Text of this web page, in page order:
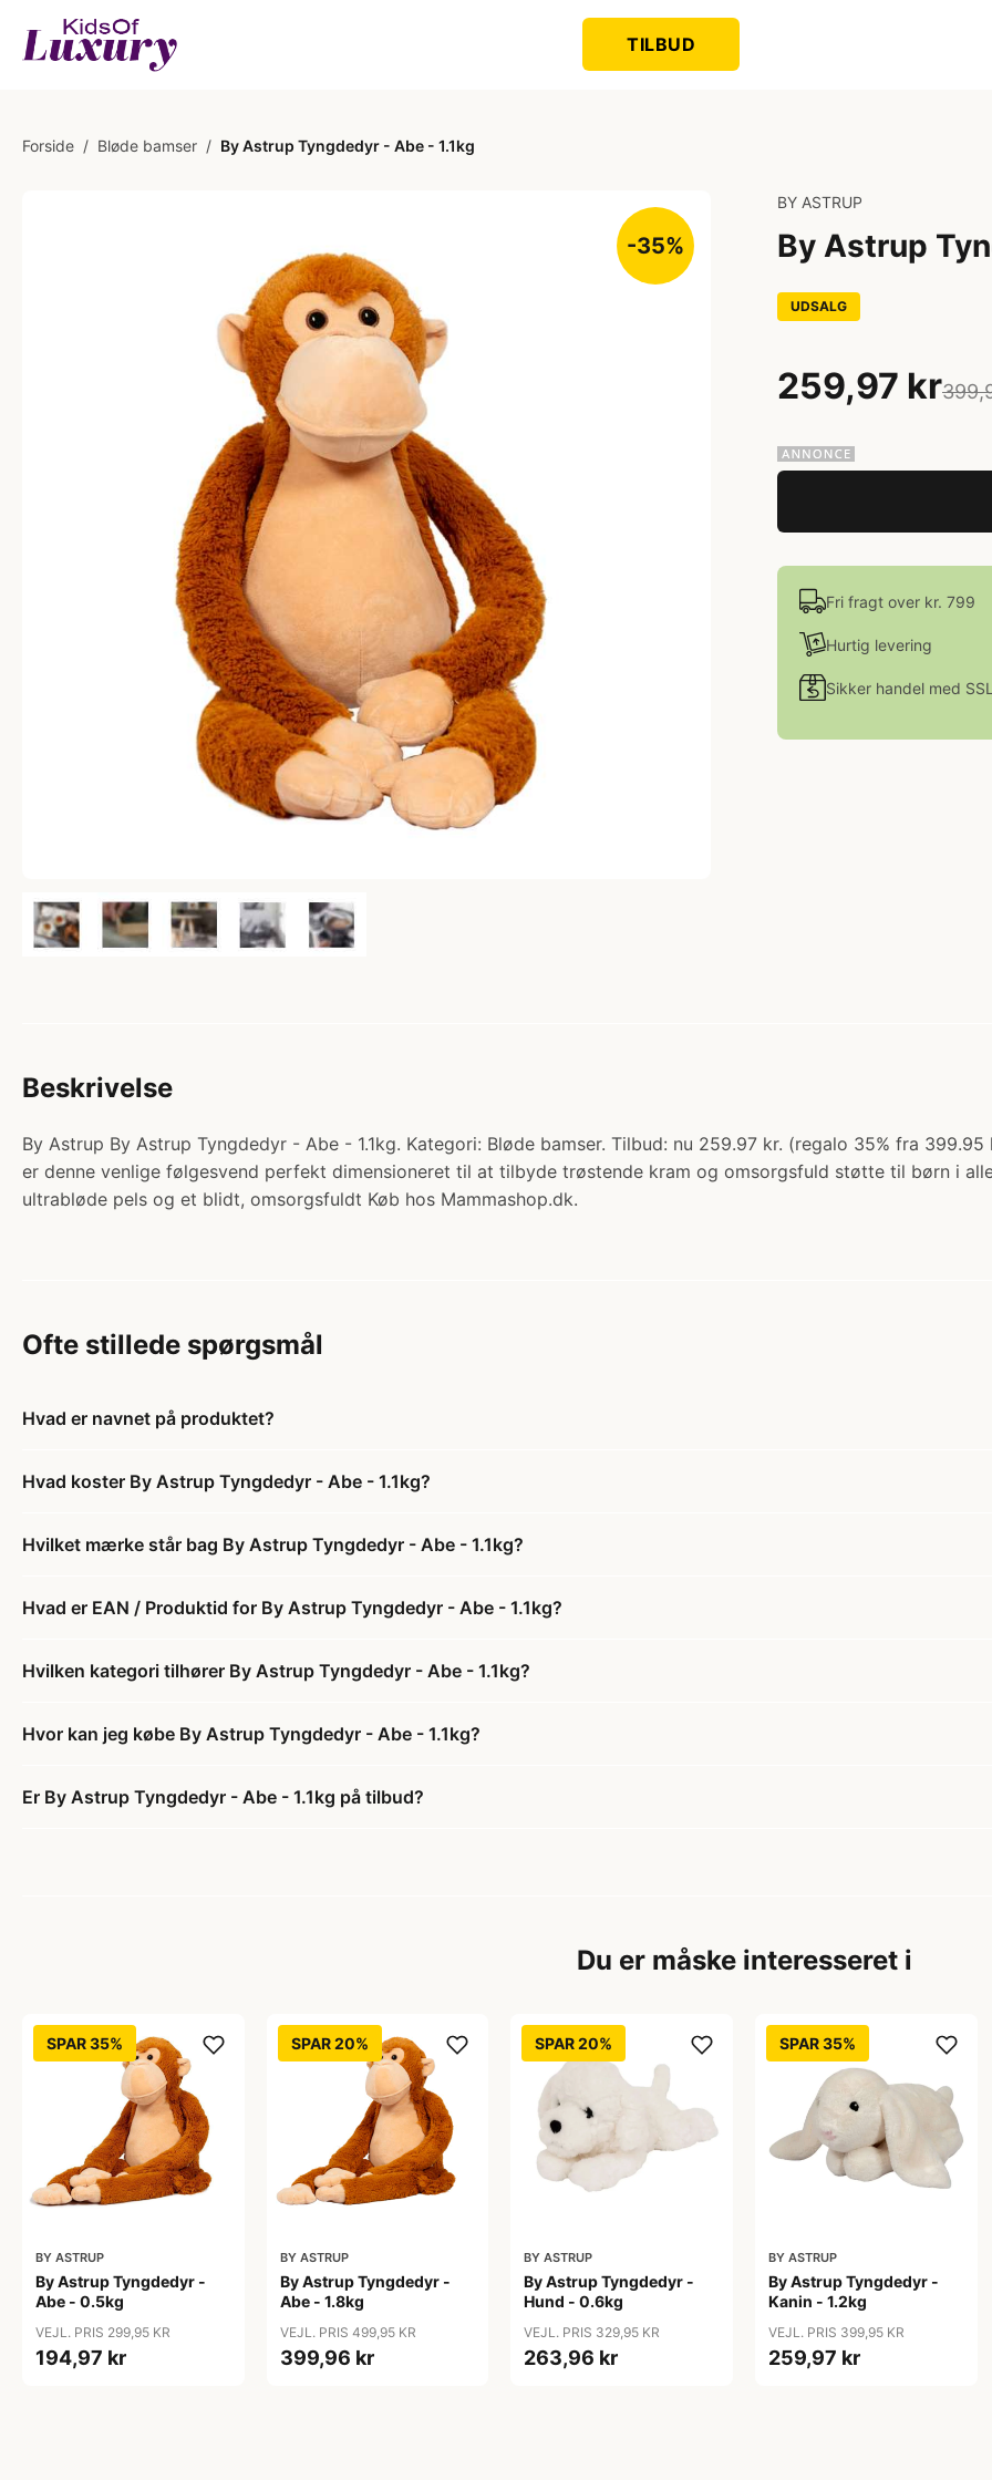
TILBUD
Forside / Bløde bamser / By Astrup Tyngdedyr - Abe - 1.1kg
-35%
BY ASTRUP
By Astrup
UDSALG
259,97 kr
Fri fragt over kr. 799
Hurtig levering
Sikker handel med SSL
Beskrivelse
By Astrup By Astrup Tyngdedyr - Abe - 1.1kg. Kategori: Bløde bamser. Tilbud: nu 259.97 kr. (regalo 35% fra
er denne venlige følgesvend perfekt dimensioneret til at tilbyde trøstende kram og omsorgsfuld støtte til børn i
ultrabløde pels og et blidt, omsorgsfuldt Køb hos Mammashop.dk.
Ofte stillede spørgsmål
Hvad er navnet på produktet?
Hvad koster By Astrup Tyngdedyr - Abe - 1.1kg?
Hvilket mærke står bag By Astrup Tyngdedyr - Abe - 1.1kg?
Hvad er EAN / Produktid for By Astrup Tyngdedyr - Abe - 1.1kg?
Hvilken kategori tilhører By Astrup Tyngdedyr - Abe - 1.1kg?
Hvor kan jeg købe By Astrup Tyngdedyr - Abe - 1.1kg?
Er By Astrup Tyngdedyr - Abe - 1.1kg på tilbud?
Du er måske interesseret i
SPAR 35%
BY ASTRUP
By Astrup Tyngdedyr -
Abe - 0.5kg
VEJL. PRIS 299,95 KR
194,97 kr
SPAR 20%
BY ASTRUP
By Astrup Tyngdedyr -
Abe - 1.8kg
VEJL. PRIS 499,95 KR
399,96 kr
SPAR 20%
BY ASTRUP
By Astrup Tyngdedyr -
Hund - 0.6kg
VEJL. PRIS 329,95 KR
263,96 kr
SPAR 35%
BY ASTRUP
By Astrup Tyngdedyr -
Kanin - 1.2kg
VEJL. PRIS 399,95 KR
259,97 kr